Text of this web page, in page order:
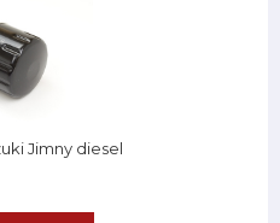
Jimny diesel